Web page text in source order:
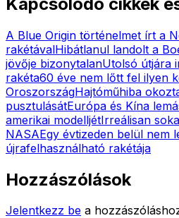
A Blue Origin történelmet írt a
rakétávalHibátlanul landolt a
jövője bizonytalanUtolsó útjára
rakéta60 éve nem lőtt fel ilyen
OroszországHajtóműhiba
pusztulásátEurópa és Kína
amerikai modelljétIrreálisan
NASAEgy évtizeden belül nem
újrafelhasználható rakétája
Hozzászólások
Jelentkezz be a